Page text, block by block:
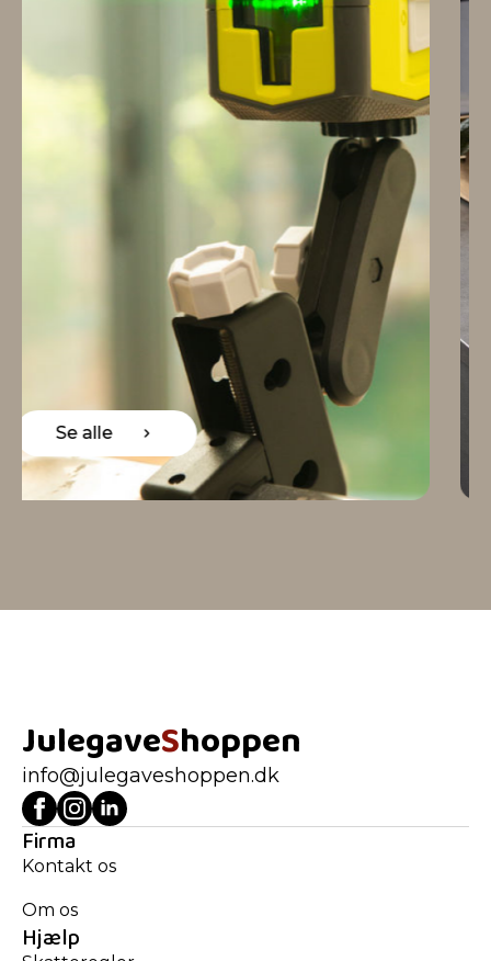
Se alle
JulegaveShoppen
info@julegaveshoppen.dk
Firma
Kontakt os
Om os
Hjælp